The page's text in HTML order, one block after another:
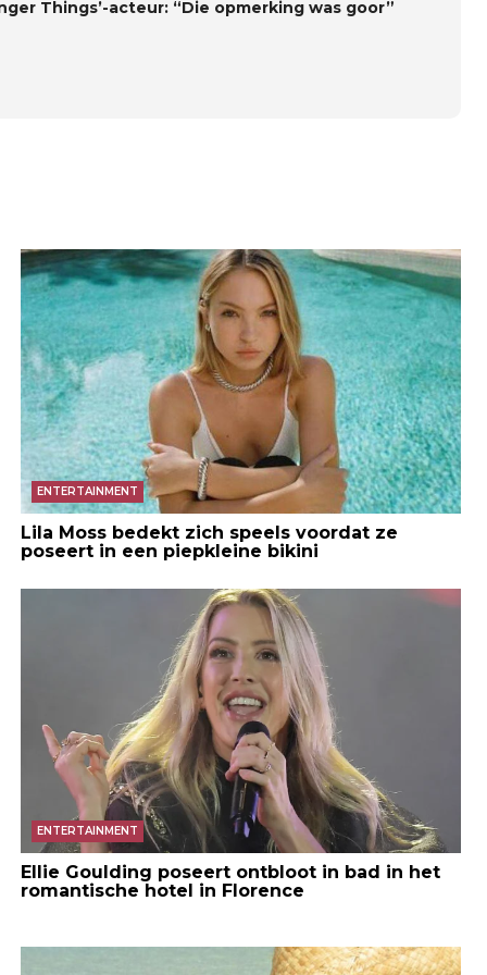
Things’-acteur: “Die opmerking was goor”
ENTERTAINMENT
Lila Moss bedekt zich speels voordat ze
poseert in een piepkleine bikini
ENTERTAINMENT
Ellie Goulding poseert ontbloot in bad in het
romantische hotel in Florence